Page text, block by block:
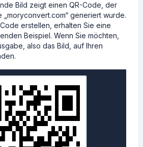
Bild zeigt einen QR-Code, der
generiert wurde.
erstellen, erhalten Sie eine
Beispiel. Wenn Sie möchten,
also das Bild, auf Ihren